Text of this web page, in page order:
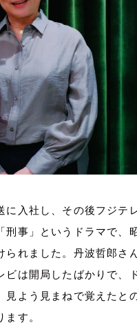
入社し、その後フジテ
事」というドラマで、
れました。丹波哲郎さ
は開局したばかりで、
よう見まねで覚えたと
す。